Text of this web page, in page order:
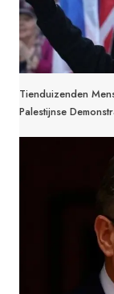
Tienduizenden
Palestijnse